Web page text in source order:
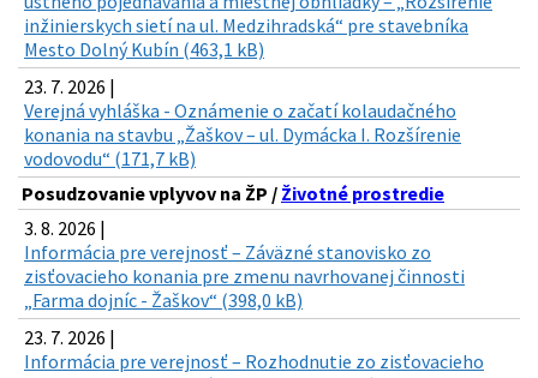
inžinierskych sietí na ul. Medzihradská“ pre stavebníka
Mesto Dolný Kubín (463,1 kB)
23. 7. 2026 |
Verejná vyhláška - Oznámenie o začatí kolaudačného
konania na stavbu „Žaškov – ul. Dymácka I. Rozšírenie
vodovodu“ (171,7 kB)
Posudzovanie vplyvov na ŽP / Životné prostredie
3. 8. 2026 |
Informácia pre verejnosť – Záväzné stanovisko zo
zisťovacieho konania pre zmenu navrhovanej činnosti
„Farma dojníc - Žaškov“ (398,0 kB)
23. 7. 2026 |
Informácia pre verejnosť – Rozhodnutie zo zisťovacieho